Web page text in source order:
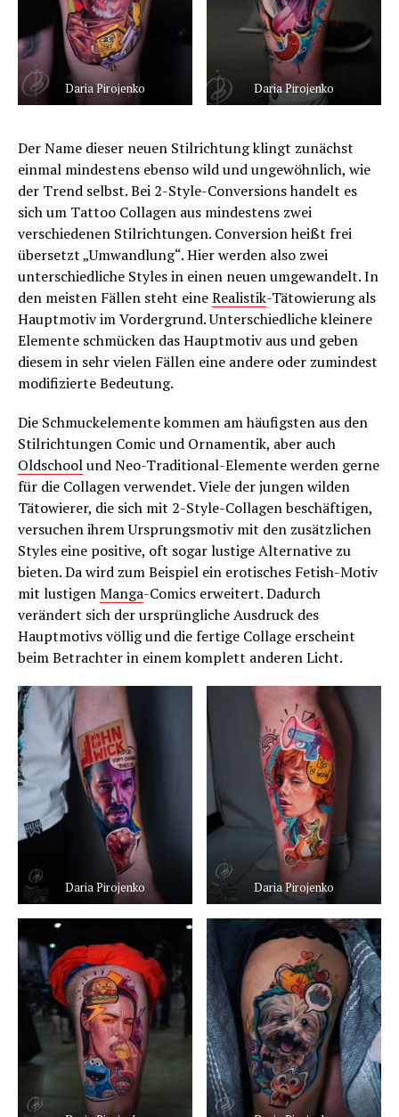
Daria Pirojenko Daria Pirojenko
Der Name dieser neuen Stilrichtung klingt zunächst
einmal mindestens ebenso wild und ungewöhnlich, wie
der Trend selbst. Bei 2-Style-Conversions handelt es
sich um Tattoo Collagen aus mindestens zwei
verschiedenen Stilrichtungen. Conversion heißt frei
übersetzt „Umwandlung“. Hier werden also zwei
unterschiedliche Styles in einen neuen umgewandelt. In
den meisten Fällen steht eineRealistik-Tätowierung als
Hauptmotiv im Vordergrund. Unterschiedliche kleinere
Elemente schmücken das Hauptmotiv aus und geben
diesem in sehr vielen Fällen eine andere oder zumindest
modifizierte Bedeutung.
Die Schmuckelemente kommen am häufigsten aus den
Stilrichtungen Comic und Ornamentik, aber auch
Oldschoolund Neo-Traditional-Elemente werden gerne
für die Collagen verwendet. Viele der jungen wilden
Tätowierer, die sich mit 2-Style-Collagen beschäftigen,
versuchen ihrem Ursprungsmotiv mit den zusätzlichen
Styles eine positive, oft sogar lustige Alternative zu
bieten. Da wird zum Beispiel ein erotisches Fetish-Motiv
mit lustigenManga-Comics erweitert. Dadurch
verändert sich der ursprüngliche Ausdruck des
Hauptmotivs völlig und die fertige Collage erscheint
beim Betrachter in einem komplett anderen Licht.
Daria Pirojenko Daria Pirojenko